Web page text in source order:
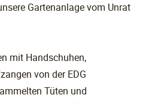
Gartenanlage vom Unrat
mit Handschuhen,
von der EDG
Tüten und